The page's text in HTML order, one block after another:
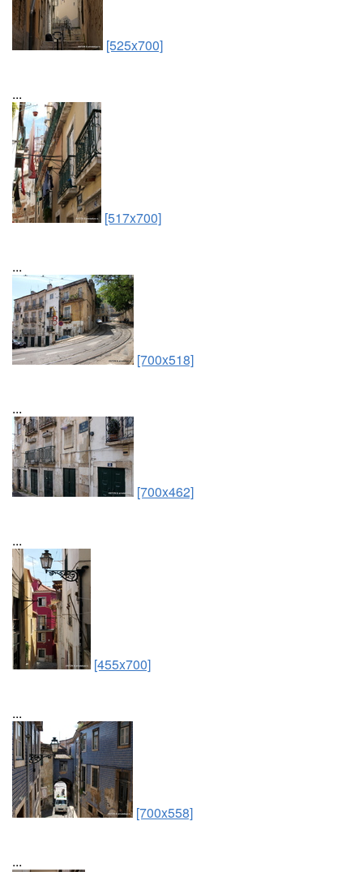
[525x700]
...
[517x700]
...
[700x518]
...
[700x462]
...
[455x700]
...
[700x558]
...